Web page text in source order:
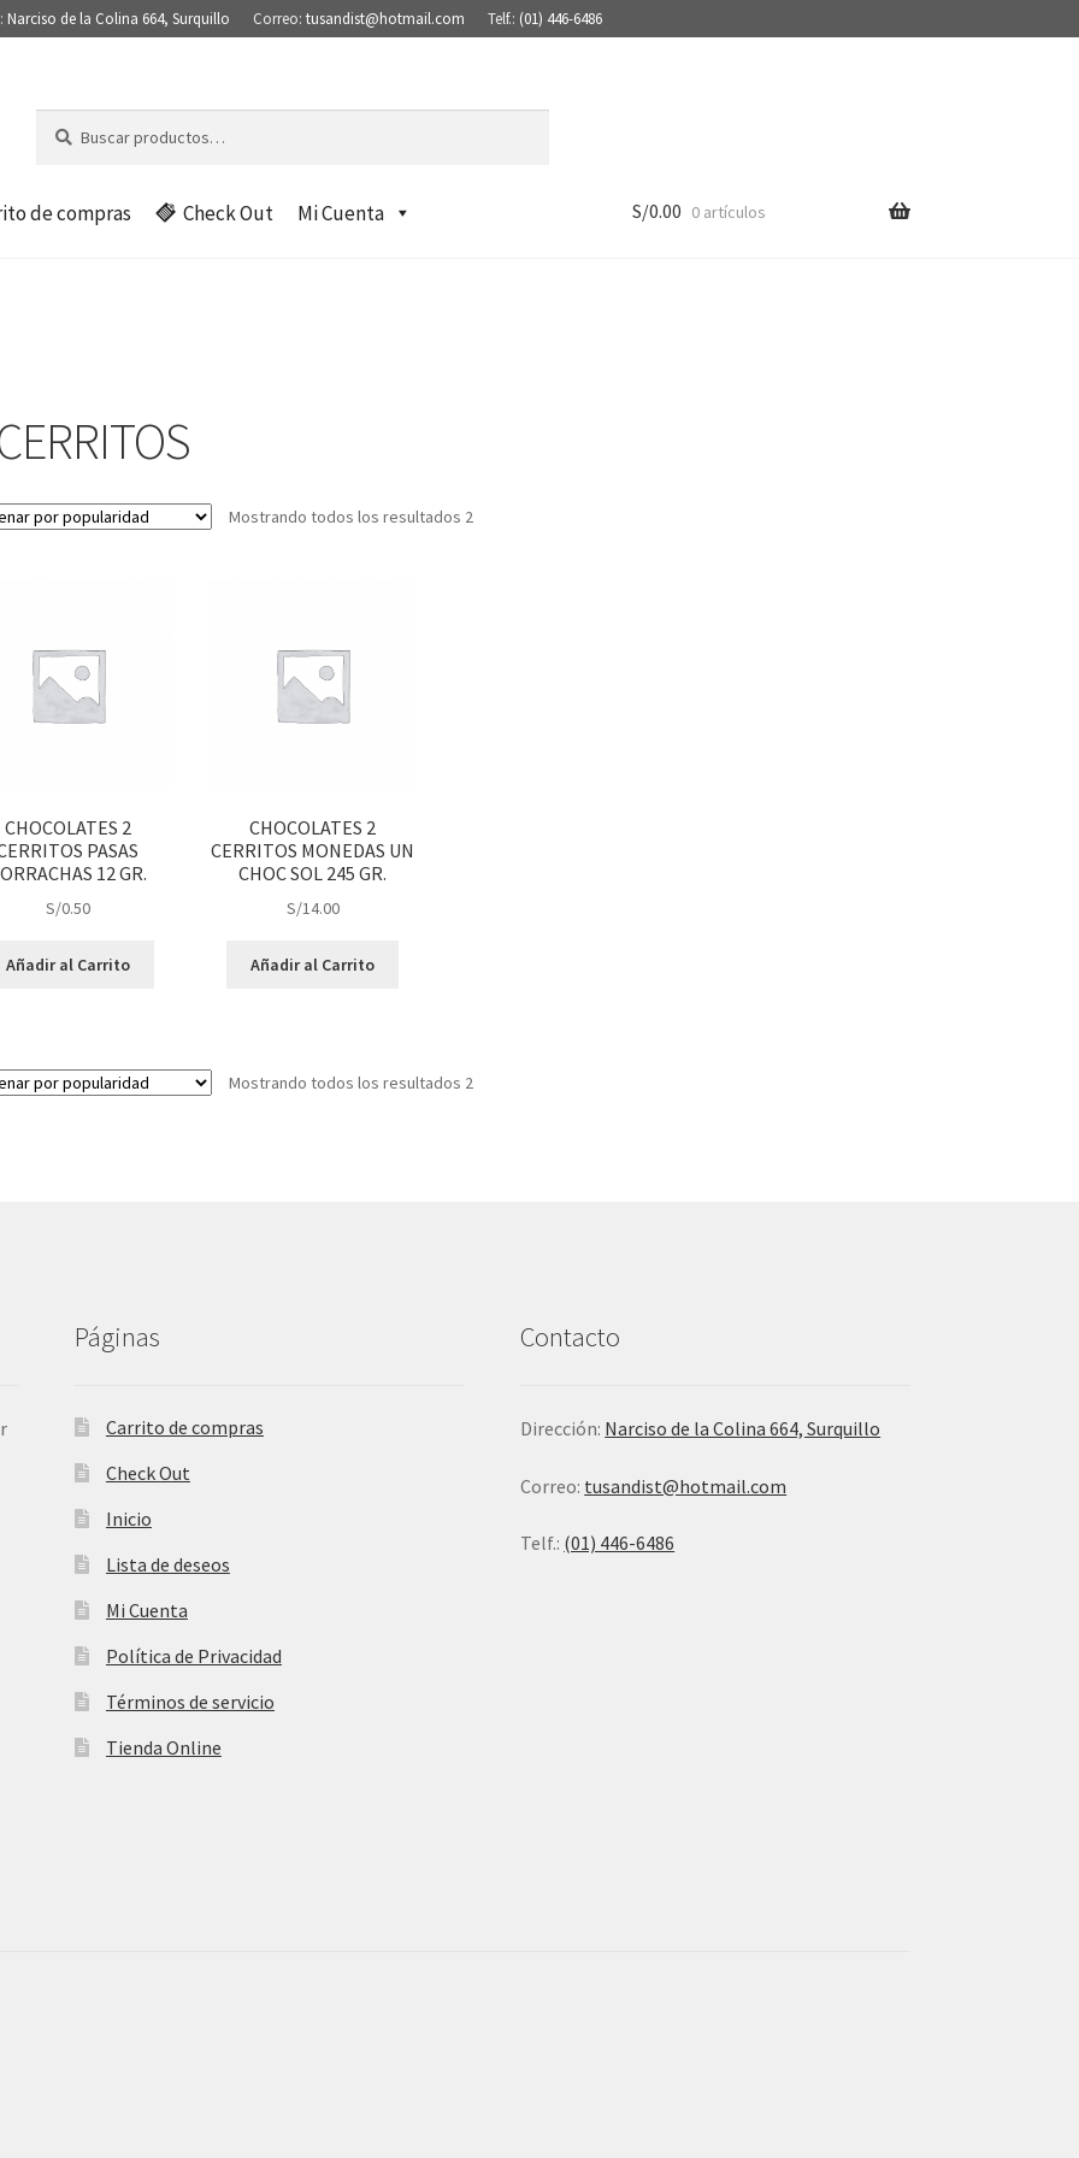
Narciso de la Colina 664, Surquillo Correo: tusandist@hotmail.com Telf.: (01) 446-6486
por:
c
a
de compras Check Out Mi Cuenta S/0.00 0 artículos
Mostrando todos los resultados 2
CHOCOLATES 2
PASAS
12 GR.
S/0.50
Añadir al Carrito
CHOCOLATES 2
CERRITOS MONEDAS UN
CHOC SOL 245 GR.
S/14.00
Añadir al Carrito
Mostrando todos los resultados 2
Páginas
Carrito de compras
Check Out
Inicio
Lista de deseos
Mi Cuenta
Política de Privacidad
Términos de servicio
Tienda Online
Contacto
Dirección: Narciso de la Colina 664, Surquillo
Correo: tusandist@hotmail.com
Telf.: (01) 446-6486